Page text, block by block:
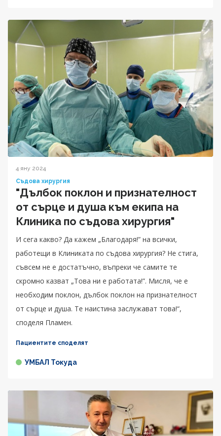
4 яну 2024
Съдова хирургия
"Дълбок поклон и признателност
от сърце и душа към екипа на
Клиника по съдова хирургия"
И сега какво? Да кажем „Благодаря!” на всички,
работещи в Клиниката по съдова хирургия? Не стига,
съвсем не е достатъчно, въпреки че самите те
скромно казват „Това ни е работата!”. Мисля, че е
необходим поклон, дълбок поклон на признателност
от сърце и душа. Те наистина заслужават това!“,
споделя Пламен.
Пациентите споделят
УМБАЛ Токуда